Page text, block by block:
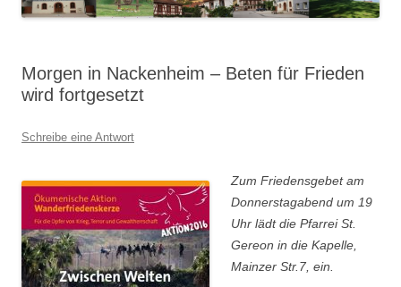
Morgen in Nackenheim – Beten für Frieden
wird fortgesetzt
Schreibe eine Antwort
Zum Friedensgebet am
Donnerstagabend um 19
Uhr lädt die Pfarrei St.
Gereon in die Kapelle,
Mainzer Str.7, ein.